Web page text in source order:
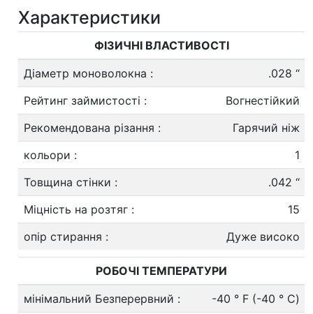
Характеристики
ФІЗИЧНІ ВЛАСТИВОСТІ
Діаметр моноволокна :
.028 “
Рейтинг займистості :
Вогнестійкий
Рекомендована різання :
Гарячий ніж
кольори :
1
Товщина стінки :
.042 “
Міцність на розтяг:
15
опір стирання : Дуже високо
РОБОЧІ ТЕМПЕРАТУРИ
мінімальний Безперервний : -40 ° F (-40 ° С)